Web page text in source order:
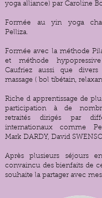
yoga alliance) par Caroline
Formée au yin yoga
Pelliza.
Formée avec la méthode
et méthode
Caufriez aussi que
massage ( bol tibétain,
Riche d apprentissage de
participation à de
retraités dirigés par
internationaux comme
Mark DARDY, David
Après plusieurs séjours
convaincu des bienfaits de
souhaite la partager avec